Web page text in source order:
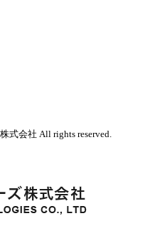
式会社 All rights reserved.